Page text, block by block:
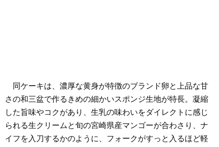
同ケーキは、濃厚な黄身が特徴のブランド卵と上品な甘
さの和三盆で作るきめの細かいスポンジ生地が特長。凝縮
した旨味やコクがあり、生乳の味わいをダイレクトに感じ
られる生クリームと旬の宮崎県産マンゴーが合わさり、ナ
イフを入刀するかのように、フォークがすっと入るほど軽